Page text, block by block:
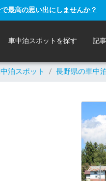
最高の思い出にしませんか？
車中泊スポットを探す 記
泊スポット / 長野県の車中